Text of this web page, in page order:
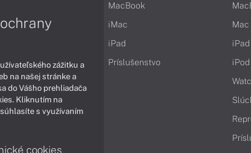
podmienky
osobných údajov
tovaru
o prístupnosti
MacBook
iMac
iPad
Príslušenstvo
Mac
iPad
iPod
zážitku a
na našej stránke a
do Vášho prehliadača
Kliknutím na
s využívaním
cookies